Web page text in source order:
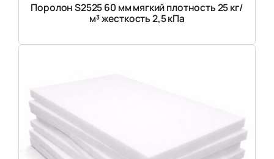
Поролон S2525 60 мм мягкий плотность 25 кг/
м³ жесткость 2,5 кПа